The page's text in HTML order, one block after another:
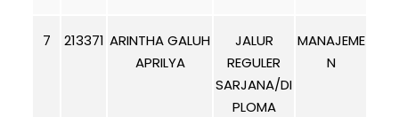
7 213371 ARINTHA GALUH
APRILYA
JALUR
REGULER
SARJANA/DI
PLOMA
MANAJEME
N